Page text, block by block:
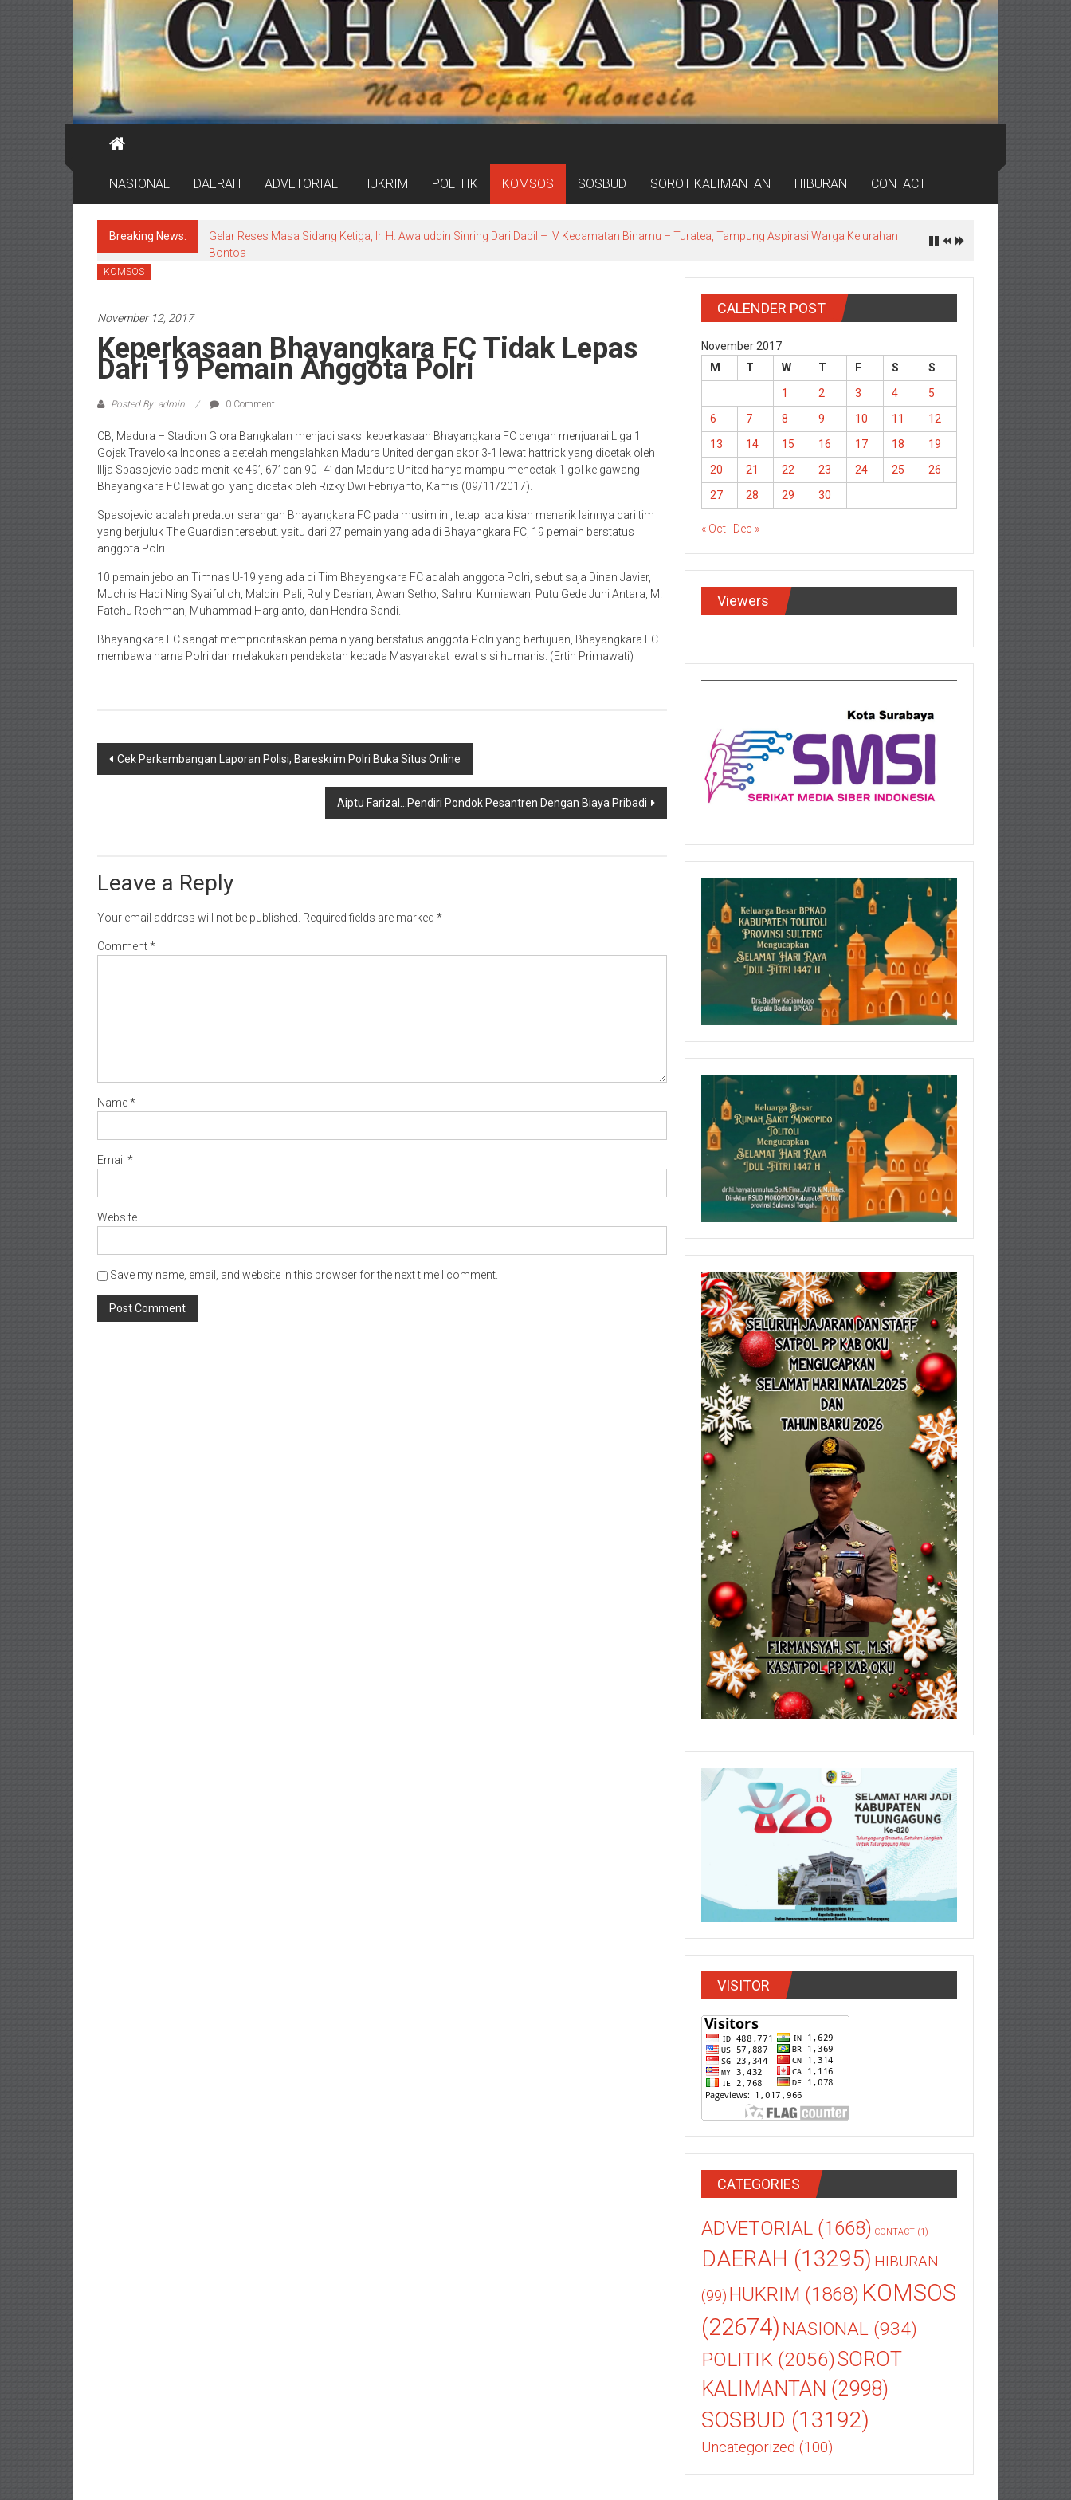
NASIONAL DAERAH ADVETORIAL HUKRIM POLITIK KOMSOS SOSBUD SOROT KALIMANTAN HIBURAN CONTACT
Breaking News:
Gelar Reses Masa Sidang Ketiga, Ir. H. Awaluddin Sinring Dari Dapil – lV Kecamatan Binamu – Turatea, Tampung Aspirasi Warga Kelurahan
Bontoa
KOMSOS
November 12, 2017
Keperkasaan Bhayangkara FC Tidak Lepas
Dari 19 Pemain Anggota Polri
Posted By: admin 0 Comment
CB, Madura – Stadion Glora Bangkalan menjadi saksi keperkasaan Bhayangkara FC dengan menjuarai Liga 1
Gojek Traveloka Indonesia setelah mengalahkan Madura United dengan skor 3-1 lewat hattrick yang dicetak oleh
Illja Spasojevic pada menit ke 49’, 67’ dan 90+4’ dan Madura United hanya mampu mencetak 1 gol ke gawang
Bhayangkara FC lewat gol yang dicetak oleh Rizky Dwi Febriyanto, Kamis (09/11/2017).
Spasojevic adalah predator serangan Bhayangkara FC pada musim ini, tetapi ada kisah menarik lainnya dari tim
yang berjuluk The Guardian tersebut. yaitu dari 27 pemain yang ada di Bhayangkara FC, 19 pemain berstatus
anggota Polri.
10 pemain jebolan Timnas U-19 yang ada di Tim Bhayangkara FC adalah anggota Polri, sebut saja Dinan Javier,
Muchlis Hadi Ning Syaifulloh, Maldini Pali, Rully Desrian, Awan Setho, Sahrul Kurniawan, Putu Gede Juni Antara, M.
Fatchu Rochman, Muhammad Hargianto, dan Hendra Sandi.
Bhayangkara FC sangat memprioritaskan pemain yang berstatus anggota Polri yang bertujuan, Bhayangkara FC
membawa nama Polri dan melakukan pendekatan kepada Masyarakat lewat sisi humanis. (Ertin Primawati)
Post
Cek Perkembangan Laporan Polisi, Bareskrim Polri Buka Situs Online
Aiptu Farizal…Pendiri Pondok Pesantren Dengan Biaya Pribadi
Leave a Reply
Your email address will not be published. Required fields are marked *
Comment*
Name*
Email *
Website
Save my name, email, and website in this browser for the next time I comment.
CALENDER POST
November 2017
M
T W T F S
S
1
2 3 4
5
6
7 8 9 10 11
12
13
14 15 16 17 18
19
20
21 22 23 24 25
26
27
28 29 30
« Oct Dec »
Viewers
VISITOR
CATEGORIES
ADVETORIAL (1668) CONTACT (1)
DAERAH (13295) HIBURAN
(99) HUKRIM (1868) KOMSOS
(22674) NASIONAL (934)
POLITIK (2056)SOROT
KALIMANTAN (2998)
SOSBUD (13192)
Uncategorized (100)